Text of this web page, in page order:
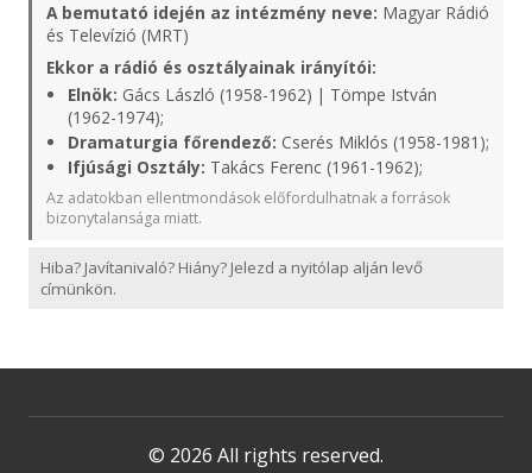
A bemutató idején az intézmény neve: Magyar Rádió
és Televízió (MRT)
Ekkor a rádió és osztályainak irányítói:
Elnök: Gács László (1958-1962) | Tömpe István
(1962-1974);
Dramaturgia főrendező: Cserés Miklós (1958-1981);
Ifjúsági Osztály: Takács Ferenc (1961-1962);
Az adatokban ellentmondások előfordulhatnak a források
bizonytalansága miatt.
Hiba? Javítanivaló? Hiány? Jelezd a nyitólap alján levő
címünkön.
© 2026 All rights reserved.